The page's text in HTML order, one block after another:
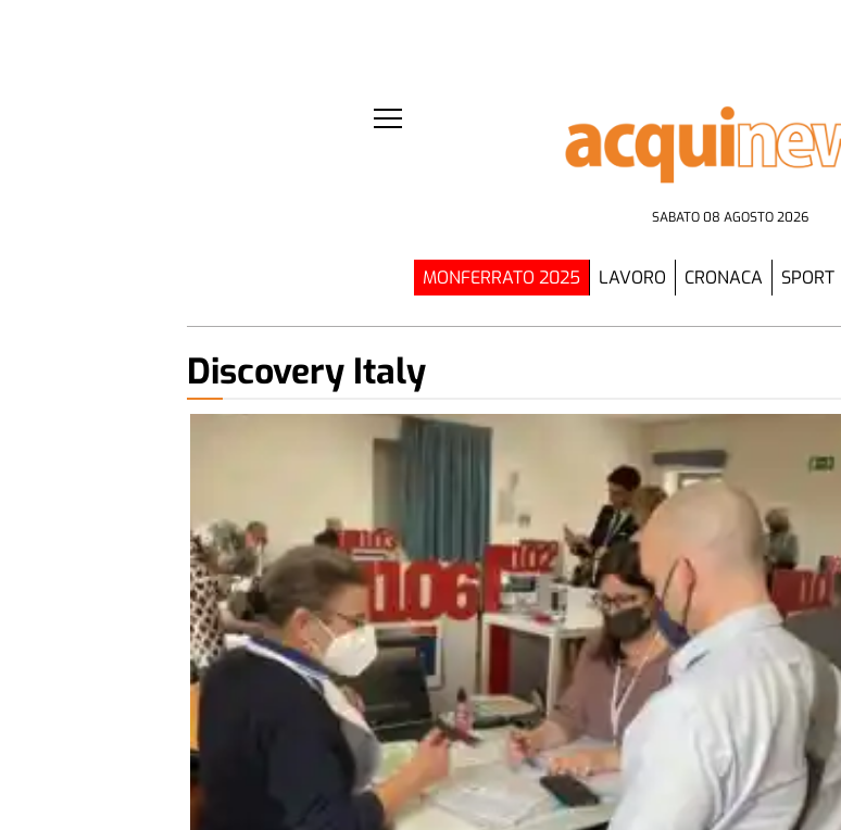
SABATO 08 AGOSTO 2026
MONFERRATO 2025 LAVORO CRONACA SPORT
Discovery Italy